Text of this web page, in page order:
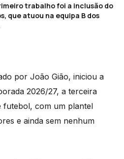
trabalho foi a inclusão do
que atuou na equipa B dos
por João Gião, iniciou a
2026/27, a terceira
futebol, com um plantel
e ainda sem nenhum